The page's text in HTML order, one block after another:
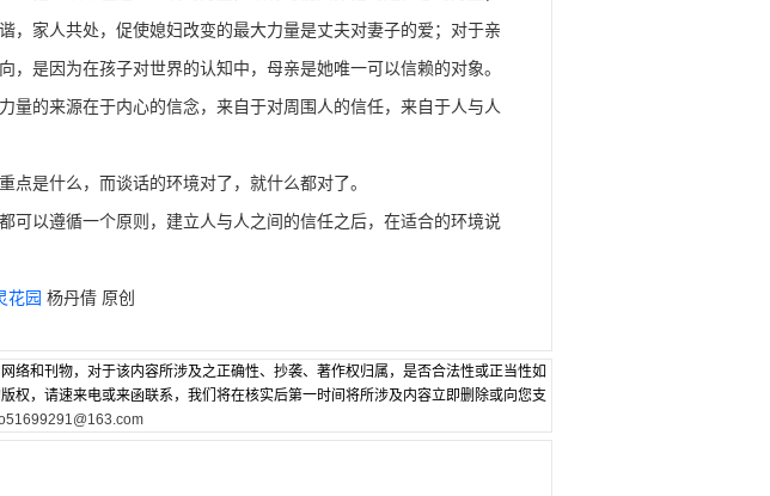
，家人共处，促使媳妇改变的最大力量是丈夫对妻子的爱；对于亲
，是因为在孩子对世界的认知中，母亲是她唯一可以信赖的对象。
的来源在于内心的信念，来自于对周围人的信任，来自于人与人
是什么，而谈话的环境对了，就什么都对了。
可以遵循一个原则，建立人与人之间的信任之后，在适合的环境说
花园 杨丹倩 原创
络和刊物，对于该内容所涉及之正确性、抄袭、著作权归属，是否合法性或正当性如
权，请速来电或来函联系，我们将在核实后第一时间将所涉及内容立即删除或向您支